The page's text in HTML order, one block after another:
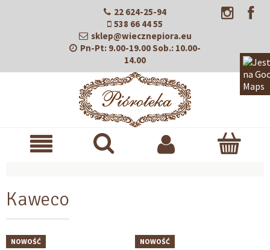
22 624-25-94
538 66 44 55
sklep@wiecznepiora.eu
Pn-Pt: 9.00-19.00Sob.: 10.00-
14.00
Kaweco
NOWOŚĆ NOWOŚĆ